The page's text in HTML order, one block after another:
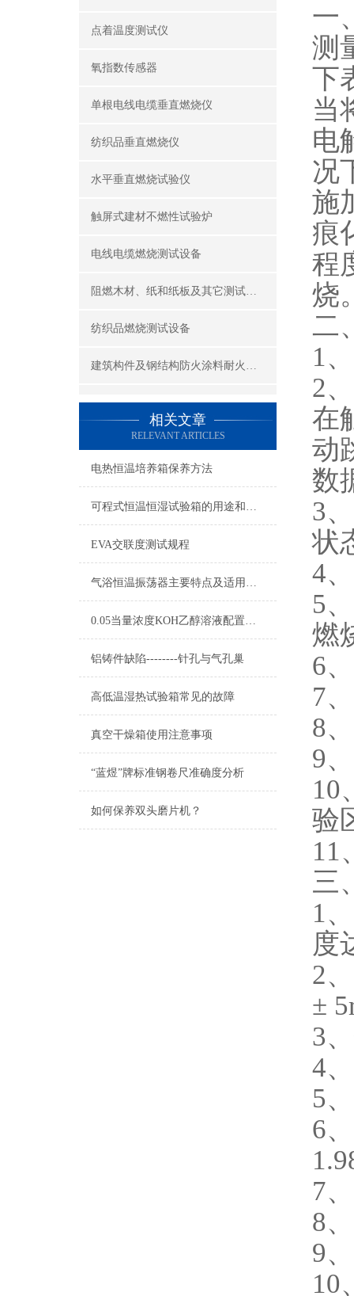
点着温度测试仪
氧指数传感器
单根电线电缆垂直燃烧仪
纺织品垂直燃烧仪
水平垂直燃烧试验仪
触屏式建材不燃性试验炉
电线电缆燃烧测试设备
阻燃木材、纸和纸板及其它测试设备
纺织品燃烧测试设备
建筑构件及钢结构防火涂料耐火性能试验设备
公共场所阻燃制品及组件燃烧性能测试设备
建筑材料及制品燃烧性能测试设备
酒精喷灯燃烧试验仪
查看更多 >>
相关文章
RELEVANT ARTICLES
电热恒温培养箱保养方法
可程式恒温恒湿试验箱的用途和特点
EVA交联度测试规程
气浴恒温振荡器主要特点及适用范围
0.05当量浓度KOH乙醇溶液配置及标定
铝铸件缺陷--------针孔与气孔巢
高低温湿热试验箱常见的故障
真空干燥箱使用注意事项
“蓝煜”牌标准钢卷尺准确度分析
如何保养双头磨片机？
一
测
下
当
电
况
施
痕
程
烧
二
1
2
在
动
数
3
状
4
5
燃
6
7
8
9
10
验
11
三
1
度
2
±
3
4
5
6
7
8
9
10